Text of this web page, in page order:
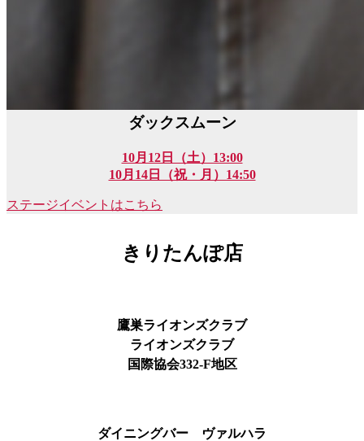
ダックスムーン
10月12日（土）13:00
10月14日（祝・月）14:50
ステージイベントはこちら
きりたんぽ店
鷹巣ライオンズクラブ
ライオンズクラブ
国際協会332-F地区
ダイニングバー ヴァルハラ